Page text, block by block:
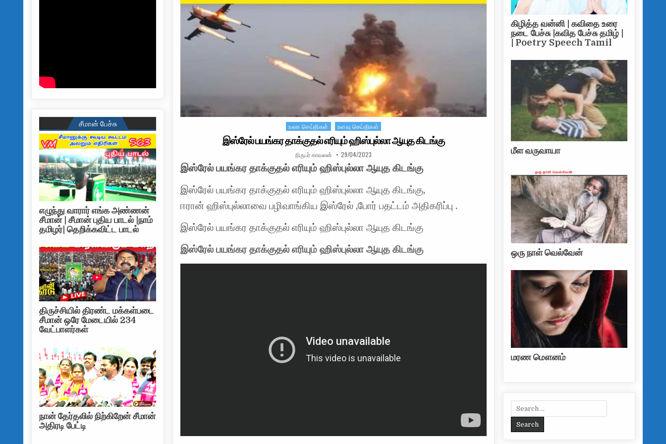
Posted in
உலக செய்திகள் உளவு செய்திகள்
இஸ்ரேல் பயங்கர தாக்குதல் எரியும் ஹிஸ்புல்லா ஆயுத கிடங்கு
AUTHOR:
நிருபர் காவலன் PUBLISHED DATE:
29/04/2023
இஸ்ரேல் பயங்கர தாக்குதல் எரியும் ஹிஸ்புல்லா ஆயுத கிடங்கு
இஸ்ரேல் பயங்கர தாக்குதல் எரியும் ஹிஸ்புல்லா ஆயுத கிடங்கு,
ஈரான் ஹிஸ்புல்லாவை பழிவாங்கிய இஸ்ரேல் ,போர் பதட்டம் அதிகரிப்பு .
இஸ்ரேல் பயங்கர தாக்குதல் எரியும் ஹிஸ்புல்லா ஆயுத கிடங்கு
இஸ்ரேல் பயங்கர தாக்குதல் எரியும் ஹிஸ்புல்லா ஆயுத கிடங்கு
சீமான் பேச்சு
எழுந்து வாரார் எங்க அண்ணன்
சீமான் | சீமான் புதிய பாடல் |நாம்
தமிழர்| தெறிக்கவிட்ட பாடல்
திருச்சியில் திரண்ட மக்கள்படை
சீமான் ஒரே மேடையில் 234
வேட்பாளர்கள்
நான் தேர்தலில் நிற்கிறேன் சீமான்
அதிரடி பேட்டி
கிழித்த வன்னி | கவிதை உரை
நடை பேச்சு |கவித பேச்சு தமிழ் |
| Poetry Speech Tamil
மீள வருவாயா
ஒரு நாள் வெல்வேன்
மரண மௌனம்
Search for: